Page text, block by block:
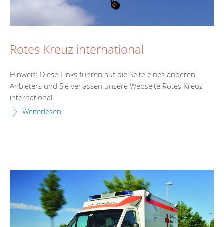
Rotes Kreuz international
Hinweis: Diese Links führen auf die Seite eines anderen
Anbieters und Sie verlassen unsere Webseite.Rotes Kreuz
international
Weiterlesen